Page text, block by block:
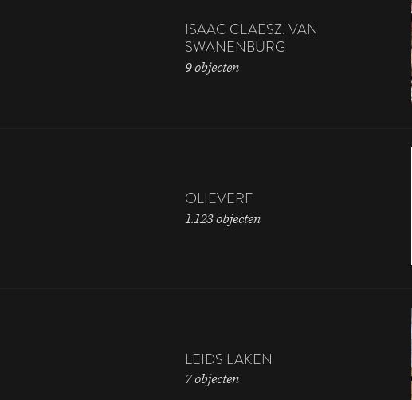
ISAAC CLAESZ. VAN
SWANENBURG
9 objecten
OLIEVERF
1.123 objecten
LEIDS LAKEN
7 objecten